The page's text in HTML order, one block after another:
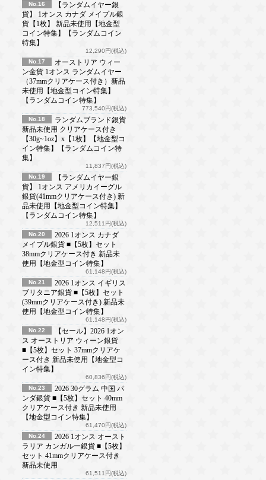
No.16
【ランダムイヤー銀
貨】 1オンス カナダ メイプル銀
貨【1枚】 新品未使用【地金型
コイン特集】【ランダムコイン
特集】
12,290円(税込)
No.17
オーストリア ウィー
ン金貨 1オンス ランダムイヤー
（37mmクリアケース付き）新品
未使用【地金型コイン特集】
【ランダムコイン特集】
773,540円(税込)
No.18
ランダムブランド銀貨
新品未使用 クリアケース付き
【30g~1oz】x【1枚】【地金型コ
イン特集】【ランダムコイン特
集】
11,837円(税込)
No.19
【ランダムイヤー銀
貨】 1オンス アメリカイーグル
銀貨(41mmクリアケース付き) 新
品未使用【地金型コイン特集】
【ランダムコイン特集】
12,511円(税込)
No.20
2026 1オンス カナダ
メイプル銀貨 ■【5枚】セット
38mmクリアケース付き 新品未
使用【地金型コイン特集】
61,148円(税込)
No.21
2026 1オンス イギリス
ブリタニア銀貨 ■【5枚】セット
(39mmクリアケース付き) 新品未
使用【地金型コイン特集】
61,148円(税込)
No.22
【セール】2026 1オン
ス オーストリア ウィーン銀貨
■【5枚】セット 37mmクリアケ
ース付き 新品未使用【地金型コ
イン特集】
60,836円(税込)
No.23
2026 30グラム 中国 パ
ンダ銀貨 ■【5枚】セット 40mm
クリアケース付き 新品未使用
【地金型コイン特集】
61,470円(税込)
No.24
2026 1オンス オースト
ラリア カンガルー銀貨 ■【5枚】
セット 41mmクリアケース付き
新品未使用
61,511円(税込)